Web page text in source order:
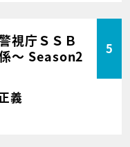
視庁ＳＳＢ
～ Season2
5
義